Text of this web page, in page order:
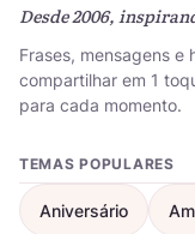
Desde 2006,
Frases, mensagens e
compartilhar em 1
para cada momento.
TEMAS POPULARES
Aniversário